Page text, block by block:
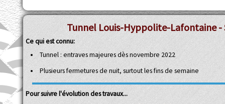
Tunnel Louis-Hyppolite-Lafontaine -
Ce qui est connu:
Tunnel : entraves majeures dès novembre 2022
Plusieurs fermetures de nuit, surtout les fins de semaine
Pour suivre l'évolution des travaux...